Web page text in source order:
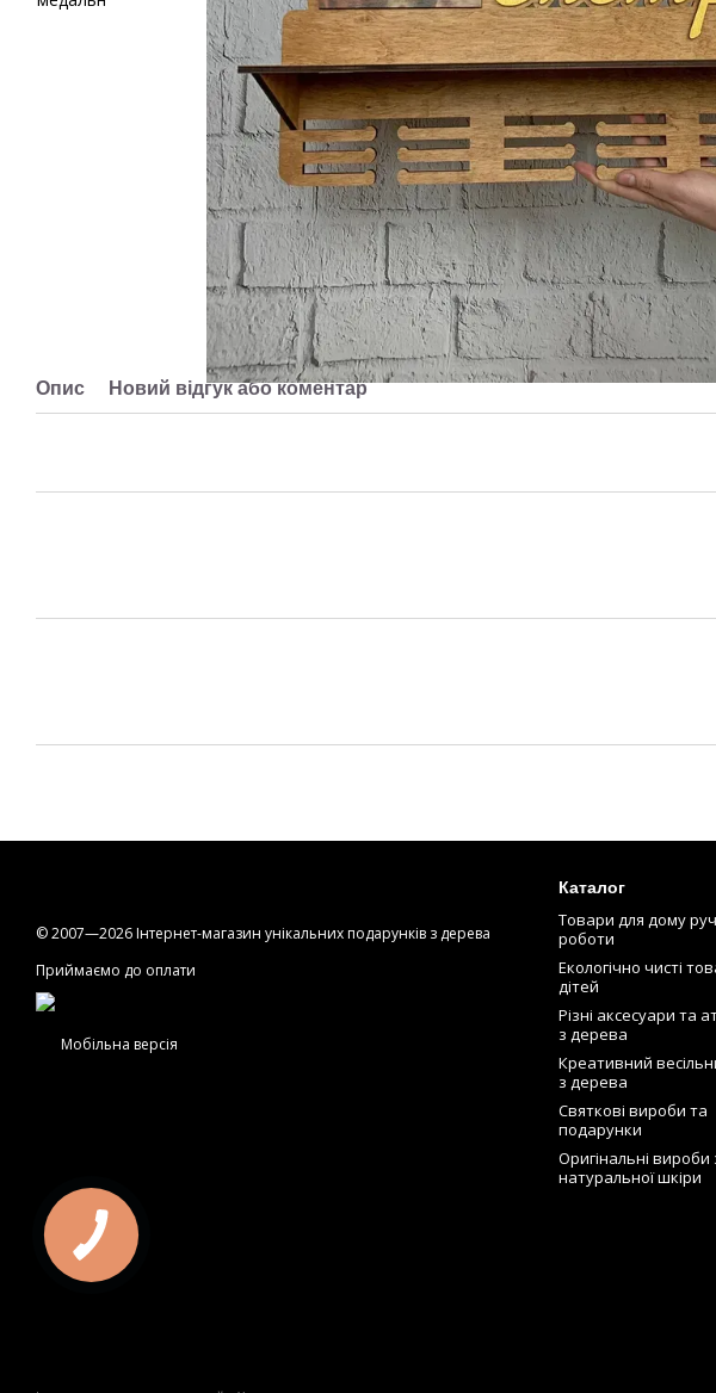
Опис Новий відгук або коментар
© 2007—2026 Інтернет-магазин унікальних подарунків з дерева
Приймаємо до оплати
Мобільна версія
Каталог
Товари для дому
роботи
Екологічно чисті
дітей
Різні аксесуари та
з дерева
Креативний
з дерева
Святкові вироби та
подарунки
Оригінальні вироби
натуральної шкіри